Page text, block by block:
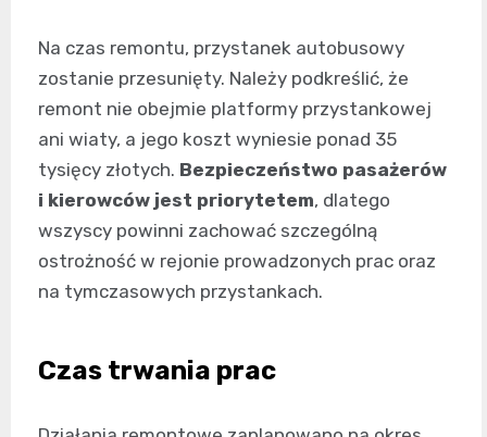
Na czas remontu, przystanek autobusowy
zostanie przesunięty. Należy podkreślić, że
remont nie obejmie platformy przystankowej
ani wiaty, a jego koszt wyniesie ponad 35
tysięcy złotych. Bezpieczeństwo pasażerów
i kierowców jest priorytetem, dlatego
wszyscy powinni zachować szczególną
ostrożność w rejonie prowadzonych prac oraz
na tymczasowych przystankach.
Czas trwania prac